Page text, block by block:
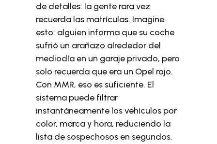
de detalles: la gente rara vez
recuerda las matrículas. Imagine
esto: alguien informa que su coche
sufrió un arañazo alrededor del
mediodía en un garaje privado, pero
solo recuerda que era un Opel rojo.
Con MMR, eso es suficiente. El
sistema puede filtrar
instantáneamente los vehículos por
color, marca y hora, reduciendo la
lista de sospechosos en segundos.